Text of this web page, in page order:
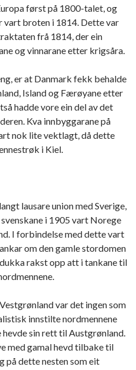
først på 1800-talet, og
vart broten i 1814. Dette var
frå 1814, der ein
og vinnarane etter krigsåra.
er at Danmark fekk behalde
Island og Færøyane etter
hadde vore ein del av det
Kva innbyggarane på
nok lite vektlagt, då dette
i Kiel.
lausare union med Sverige,
i 1905 vart Norege
I forbindelse med dette vart
om den gamle stordomen
rakst opp att i tankane til
var det ingen som
innstilte nordmennene
sin rett til Austgrønland.
med gamal hevd tilbake til
på dette nesten som eit